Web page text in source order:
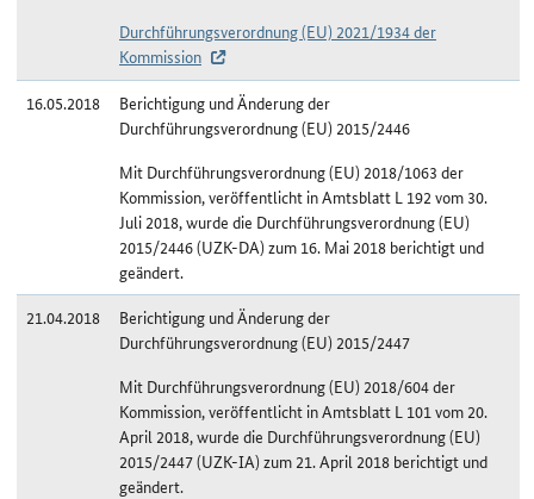
Durchführungsverordnung (EU) 2021/1934 der
Kommission
16.05.2018
Berichtigung und Änderung der
Durchführungsverordnung (EU) 2015/2446
Mit Durchführungsverordnung (EU) 2018/1063 der
Kommission, veröffentlicht in Amtsblatt L 192 vom 30.
Juli 2018, wurde die Durchführungsverordnung (EU)
2015/2446 (UZK-DA) zum 16. Mai 2018 berichtigt und
geändert.
21.04.2018
Berichtigung und Änderung der
Durchführungsverordnung (EU) 2015/2447
Mit Durchführungsverordnung (EU) 2018/604 der
Kommission, veröffentlicht in Amtsblatt L 101 vom 20.
April 2018, wurde die Durchführungsverordnung (EU)
2015/2447 (UZK-IA) zum 21. April 2018 berichtigt und
geändert.